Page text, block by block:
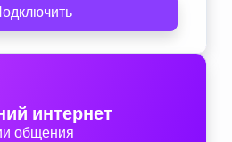
интернет
общения